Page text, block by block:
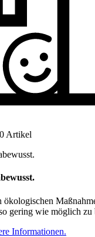
Artikel
gering wie möglich zu
Informationen.